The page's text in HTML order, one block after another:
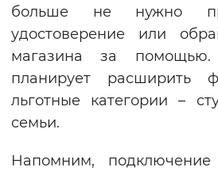
больше не нужно
удостоверение или
магазина за
планирует расширить
льготные категории –
семьи.
Напомним,